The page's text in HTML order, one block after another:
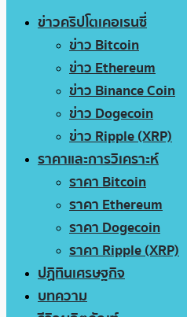
ข่าวคริปโตเคอเรนซี่
ข่าว Bitcoin
ข่าว Ethereum
ข่าว Binance Coin
ข่าว Dogecoin
ข่าว Ripple (XRP)
ราคาและการวิเคราะห์
ราคา Bitcoin
ราคา Ethereum
ราคา Dogecoin
ราคา Ripple (XRP)
ปฏิทินเศรษฐกิจ
บทความ